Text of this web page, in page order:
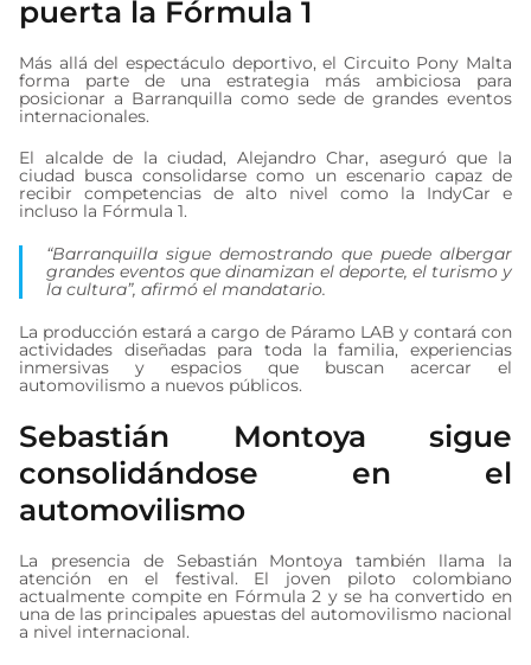
puerta la Fórmula 1
Más allá del espectáculo deportivo, el Circuito Pony Malta
forma parte de una estrategia más ambiciosa para
posicionar a Barranquilla como sede de grandes eventos
internacionales.
El alcalde de la ciudad, Alejandro Char, aseguró que la
ciudad busca consolidarse como un escenario capaz de
recibir competencias de alto nivel como la IndyCar e
incluso la Fórmula 1.
“Barranquilla sigue demostrando que puede albergar
grandes eventos que dinamizan el deporte, el turismo y
la cultura”, afirmó el mandatario.
La producción estará a cargo de Páramo LAB y contará con
actividades diseñadas para toda la familia, experiencias
inmersivas y espacios que buscan acercar el
automovilismo a nuevos públicos.
Sebastián Montoya sigue
consolidándose en el
automovilismo
La presencia de Sebastián Montoya también llama la
atención en el festival. El joven piloto colombiano
actualmente compite en Fórmula 2 y se ha convertido en
una de las principales apuestas del automovilismo nacional
a nivel internacional.